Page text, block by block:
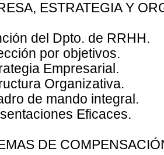
ESTRATEGIA Y
del Dpto. de RRHH.
por objetivos.
Empresarial.
Organizativa.
de mando integral.
Eficaces.
DE